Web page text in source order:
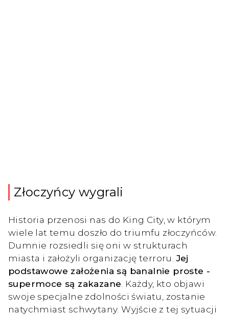
Złoczyńcy wygrali
Historia przenosi nas do King City, w którym
wiele lat temu doszło do triumfu złoczyńców.
Dumnie rozsiedli się oni w strukturach
miasta i założyli organizację terroru.Jej
podstawowe założenia są banalnie proste -
supermoce są zakazane . Każdy, kto objawi
swoje specjalne zdolności światu, zostanie
natychmiast schwytany. Wyjście z tej sytuacji